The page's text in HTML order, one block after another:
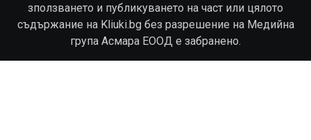
зползването и публикуването на част или цялото
съдържание на Kliuki.bg без разрешение на Медийна
група Асмара ЕООД е забранено.